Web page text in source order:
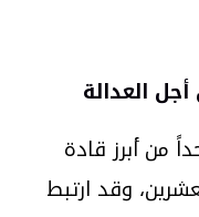
العدالة
(1890–1969) واحداً من أبرز قادة
وقد ارتبط